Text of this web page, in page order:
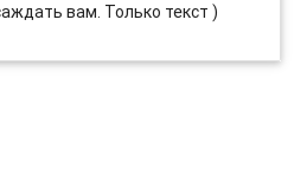
вам. Только текст )